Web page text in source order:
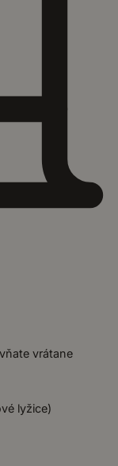
vrátane
lyžice)